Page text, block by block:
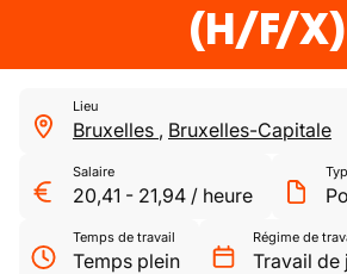
(H/F/X)
Lieu
Bruxelles , Bruxelles-Capitale
Salaire
20,41 - 21,94 / heure
Temps de travail
Temps plein
Régime de
Travail de